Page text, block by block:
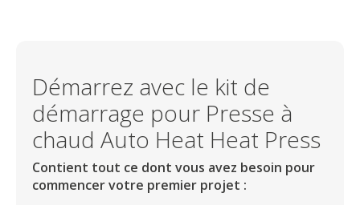
Démarrez avec le kit de
démarrage pour Presse à
chaud Auto Heat Heat Press
Contient tout ce dont vous avez besoin pour
commencer votre premier projet :